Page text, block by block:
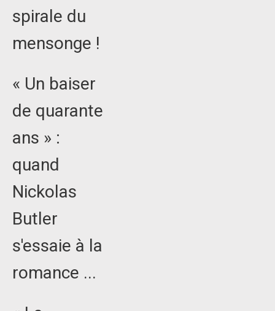
spirale du
mensonge !
« Un baiser
de quarante
ans » :
quand
Nickolas
Butler
s'essaie à la
romance ...